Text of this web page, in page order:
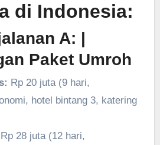
di Indonesia:
A: |
Paket Umroh
Rp 20 juta (9 hari,
hotel bintang 3, katering
Rp 28 juta (12 hari,